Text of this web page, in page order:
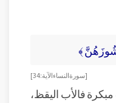
﴾
[ سورة النساء الآية: 34 ]
فالأب اليقظ،